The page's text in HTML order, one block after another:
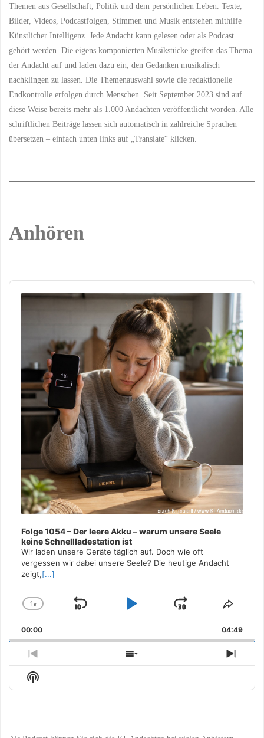
Themen aus Gesellschaft, Politik und dem persönlichen Leben. Texte,
Bilder, Videos, Podcastfolgen, Stimmen und Musik entstehen mithilfe
Künstlicher Intelligenz. Jede Andacht kann gelesen oder als Podcast
gehört werden. Die eigens komponierten Musikstücke greifen das Thema
der Andacht auf und laden dazu ein, den Gedanken musikalisch
nachklingen zu lassen. Die Themenauswahl sowie die redaktionelle
Endkontrolle erfolgen durch Menschen. Seit September 2023 sind auf
diese Weise bereits mehr als 1.000 Andachten veröffentlicht worden. Alle
schriftlichen Beiträge lassen sich automatisch in zahlreiche Sprachen
übersetzen – einfach unten links auf „Translate“ klicken.
Anhören
Audio
Player
Folge 1054 – Der leere Akku – warum unsere Seele
keine Schnellladestation ist
Wir laden unsere Geräte täglich auf. Doch wie oft
vergessen wir dabei unsere Seele? Die heutige Andacht
zeigt,[...]
Change
Rate
1x
Skip
Play
Jump
Forward
Share
00:00 04:49
Previous
Episode
Show
Episodes
Next
Show
Podcast